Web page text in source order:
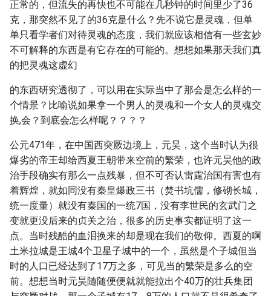
正常的，但流失的再快也不可能在几秒钟的时间里少了36
克，那突然不见了的36克是什么？先不说它是灵魂，但单
单只看学者们对待灵魂的态度，我们就应该相信有一些玄妙
不可解释的东西是有它存在的可能的。想想如果那天我们真
的把灵魂这虚幻
的东西研究透彻了，可以用在实际当中了那会是怎么样的一
个情景？比喻说如果拿一个男人的灵魂和一个女人的灵魂交
换,会？到底会怎么样呢？？？？
公元471年，在中国西突厥边境上，元昊，这个当时认为很
爆劣的帝王却给西夏王朝带来空前的繁荣，也许元昊他的政
治手段确实有那么一点残暴，但不可否认雷霆治国有害也有
着辉煌，就如同没有秦皇爆政三书（焚书坑儒，修砌长城，
统一度量）就没有秦国的一统7国，没有李世民的玄武门之
变就更没后来的贞关之治，很多的历史事实都证明了这一
点。当时残酷的血泪换来的却是现在我们的敬仰。西夏的啊
土米拉城是王城4个卫星子城中的一个，虽然是个子城但当
时的人口已经达到了17万之多，可见当的繁荣是多么的空
前。想想当时元昊随随便便就就能拉出个40万的壮兵集团